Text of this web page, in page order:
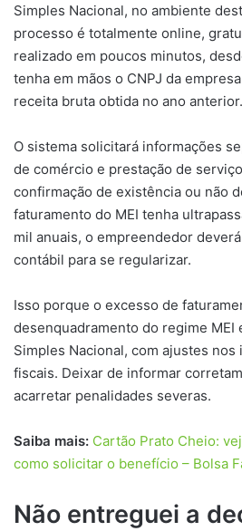
Simples Nacional, no ambiente
processo é totalmente online,
realizado em poucos minutos,
tenha em mãos o CNPJ da
receita bruta obtida no ano anterior.
O sistema solicitará informações
de comércio e prestação de
confirmação de existência ou não
faturamento do MEI tenha
mil anuais, o empreendedor
contábil para se regularizar.
Isso porque o excesso de
desenquadramento do regime MEI
Simples Nacional, com ajustes
fiscais. Deixar de informar
acarretar penalidades severas.
Saiba mais: Cartão Prato Cheio:
como solicitar o benefício – Bolsa
Não entreguei a